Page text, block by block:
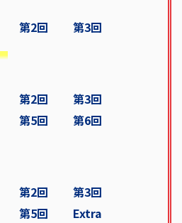
第2回
第3回
第2回
第3回
第5回
第6回
第2回
第3回
第5回 Extra